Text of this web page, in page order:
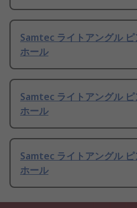
Samtec ライトアングル
ホール
Samtec ライトアングル
ホール
Samtec ライトアングル
ホール